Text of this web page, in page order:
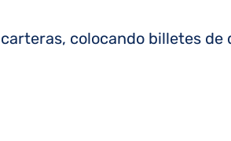
colocando billetes de